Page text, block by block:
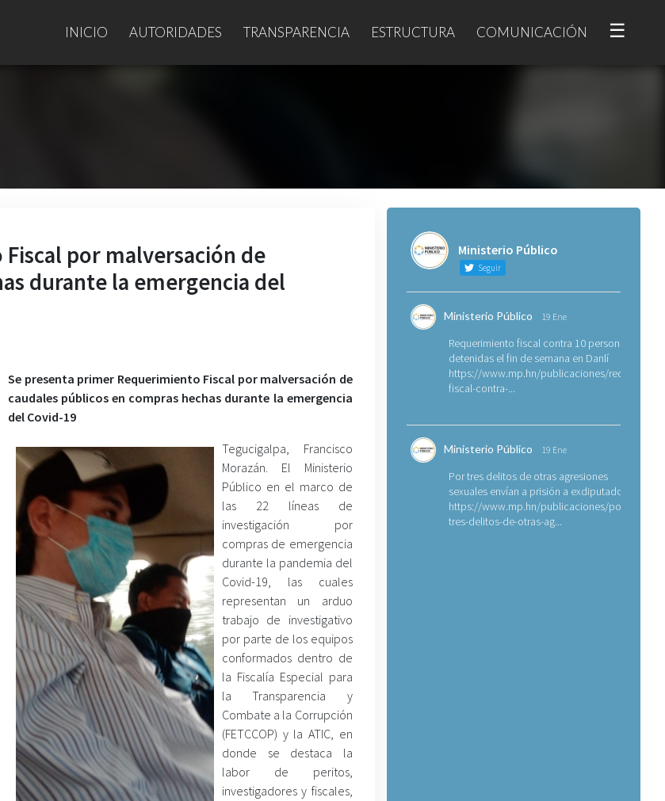
INICIO AUTORIDADES TRANSPARENCIA ESTRUCTURA COMUNICACIÓN ☰
por malversación de
durante la emergencia del
Se presenta primer Requerimiento Fiscal por malversación de
caudales públicos en compras hechas durante la emergencia
del Covid-19
Tegucigalpa, Francisco
Morazán. El Ministerio
Público en el marco de
las 22 líneas de
investigación por
compras de emergencia
durante la pandemia del
Covid-19, las cuales
representan un arduo
trabajo de investigativo
por parte de los equipos
conformados dentro de
la Fiscalía Especial para
la Transparencia y
Combate a la Corrupción
(FETCCOP) y la ATIC, en
donde se destaca la
labor de peritos,
investigadores y fiscales,
Ministerio Público
Seguir
Ministerio Público 19 Ene
Requerimiento fiscal contra 10 personas
detenidas el fin de semana en Danlí
https://www.mp.hn/publicaciones/
fiscal-contra-...
Ministerio Público 19 Ene
Por tres delitos de otras agresiones
sexuales envían a prisión a exdiputado
https://www.mp.hn/publicaciones/por-
tres-delitos-de-otras-ag...